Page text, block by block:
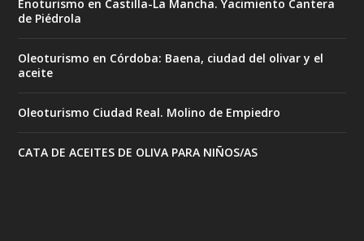
Enoturismo en Castilla-La Mancha. Yacimiento Cantera
de Piédrola
Oleoturismo en Córdoba: Baena, ciudad del olivar y el
aceite
Oleoturismo Ciudad Real. Molino de Empiedro
CATA DE ACEITES DE OLIVA PARA NIÑOS/AS